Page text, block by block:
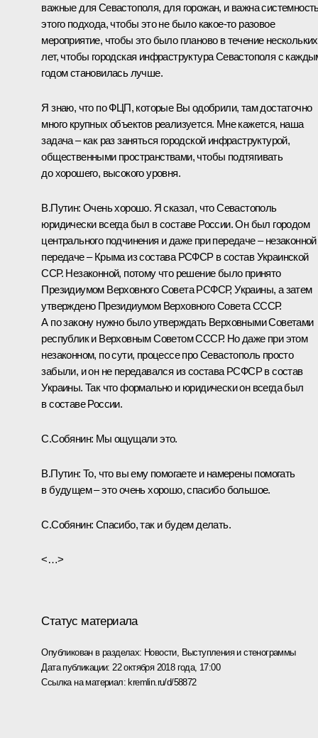
важные для Севастополя, для горожан, и важна
этого подхода, чтобы это не было какое-то разовое
мероприятие, чтобы это было планово в течение нескольких
лет, чтобы городская инфраструктура Севастополя с
годом становилась лучше.
Я знаю, что по ФЦП, которые Вы одобрили, там достаточно
много крупных объектов реализуется. Мне кажется, наша
задача – как раз заняться городской инфраструктурой,
общественными пространствами, чтобы подтягивать
до хорошего, высокого уровня.
В.Путин: Очень хорошо. Я сказал, что Севастополь
юридически всегда был в составе России. Он был городом
центрального подчинения и даже при передаче – незаконной
передаче – Крыма из состава РСФСР в состав Украинской
ССР. Незаконной, потому что решение было принято
Президиумом Верховного Совета РСФСР, Украины, а затем
утверждено Президиумом Верховного Совета СССР.
А по закону нужно было утверждать Верховными Советами
республик и Верховным Советом СССР. Но даже при этом
незаконном, по сути, процессе про Севастополь просто
забыли, и он не передавался из состава РСФСР в состав
Украины. Так что формально и юридически он всегда был
в составе России.
С.Собянин: Мы ощущали это.
В.Путин: То, что вы ему помогаете и намерены помогать
в будущем – это очень хорошо, спасибо большое.
С.Собянин: Спасибо, так и будем делать.
<…>
Статус материала
Опубликован в разделах: Новости, Выступления и стенограммы
Дата публикации: 22 октября 2018 года, 17:00
Ссылка на материал: kremlin.ru/d/58872